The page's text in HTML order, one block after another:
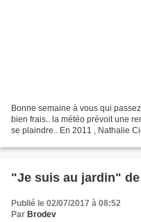
Bonne semaine à vous qui
bien frais.. la météo prévoit une
se plaindre.. En 2011 , Nathalie
"Je suis au jardin"
Publié le 02/07/2017 à 08:52
Par Brodev